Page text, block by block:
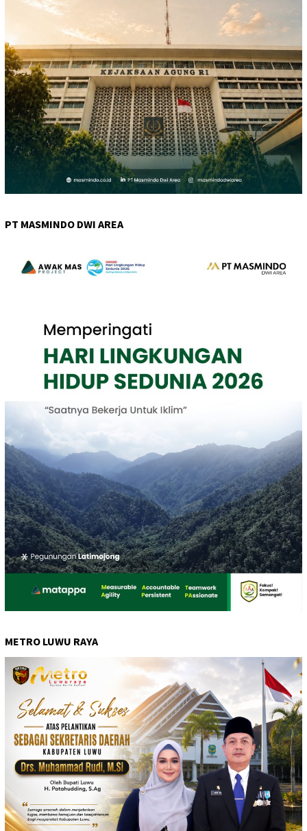
PT MASMINDO DWI AREA
METRO LUWU RAYA